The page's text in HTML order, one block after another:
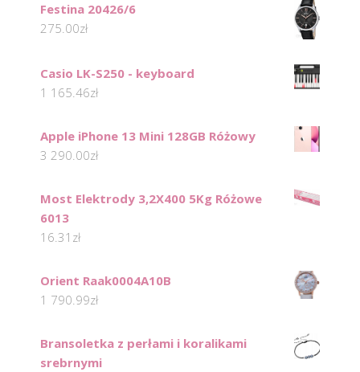
Festina 20426/6
275.00zł
Casio LK-S250 - keyboard
1 165.46zł
Apple iPhone 13 Mini 128GB Różowy
3 290.00zł
Most Elektrody 3,2X400 5Kg Różowe
6013
16.31 zł
Orient Raak0004A10B
1 790.99zł
Bransoletka z perłami i koralikami
srebrnymi